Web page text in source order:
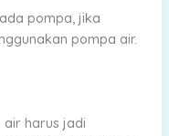
pompa, jika
pompa air.
harus jadi